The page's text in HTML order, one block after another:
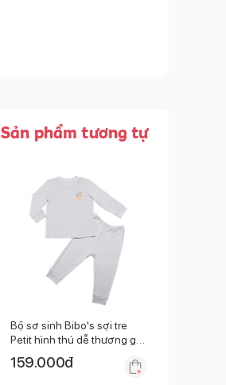
Sản phẩm tương tự
Bộ sơ sinh Bibo's sợi tre
Petit hình thú dễ thương ghi
159.000đ